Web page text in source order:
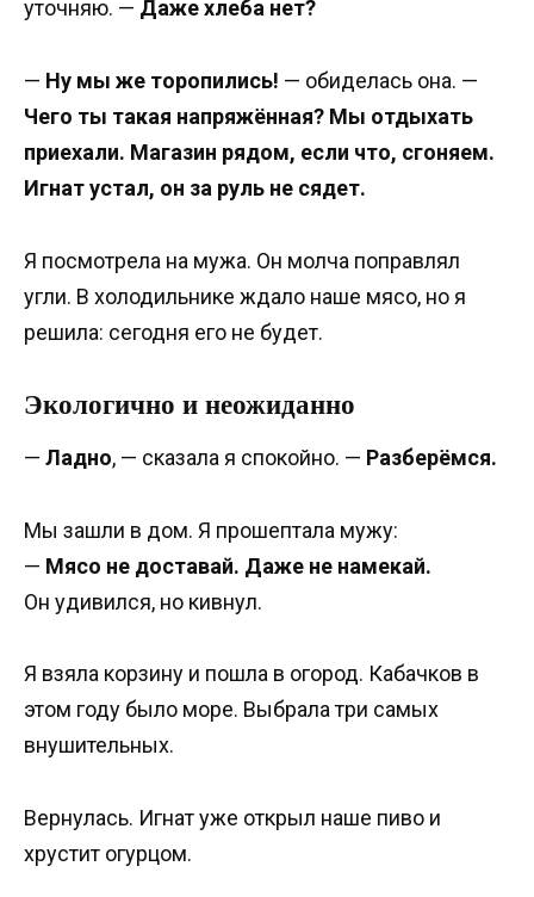
уточняю. — Даже хлеба нет?
— Ну мы же торопились! — обиделась она. —
Чего ты такая напряжённая? Мы отдыхать
приехали. Магазин рядом, если что, сгоняем.
Игнат устал, он за руль не сядет.
Я посмотрела на мужа. Он молча поправлял
угли. В холодильнике ждало наше мясо, но я
решила: сегодня его не будет.
Экологично и неожиданно
— Ладно, — сказала я спокойно. — Разберёмся.
Мы зашли в дом. Я прошептала мужу:
— Мясо не доставай. Даже не намекай.
Он удивился, но кивнул.
Я взяла корзину и пошла в огород. Кабачков в
этом году было море. Выбрала три самых
внушительных.
Вернулась. Игнат уже открыл наше пиво и
хрустит огурцом.